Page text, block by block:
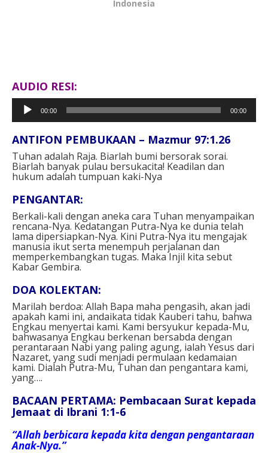
Indonesia
AUDIO RESI:
Pemutar
Audio
00:00 00:00
ANTIFON PEMBUKAAN – Mazmur 97:1.26⁣
Tuhan adalah Raja. Biarlah bumi bersorak sorai.
Biarlah banyak pulau bersukacita! Keadilan dan
hukum adalah tumpuan kaki-Nya⁣
PENGANTAR⁣:
Berkali-kali dengan aneka cara Tuhan menyampaikan
rencana-Nya. Kedatangan Putra-Nya ke dunia telah
lama dipersiapkan-Nya. Kini Putra-Nya itu mengajak
manusia ikut serta menempuh perjalanan dan
memperkembangkan tugas. Maka Injil kita sebut
Kabar Gembira.⁣
DOA KOLEKTAN:
Marilah berdoa: Allah Bapa maha pengasih, akan jadi
apakah kami ini, andaikata tidak Kauberi tahu, bahwa
Engkau menyertai kami. Kami bersyukur kepada-Mu,
bahwasanya Engkau berkenan bersabda dengan
perantaraan Nabi yang paling agung, ialah Yesus dari
Nazaret, yang sudi menjadi permulaan kedamaian
kami. Dialah Putra-Mu, Tuhan dan pengantara kami,
yang….
BACAAN PERTAMA: Pembacaan Surat kepada
Jemaat di Ibrani 1:1-6
“Allah berbicara kepada kita dengan pengantaraan
Anak-Nya.”